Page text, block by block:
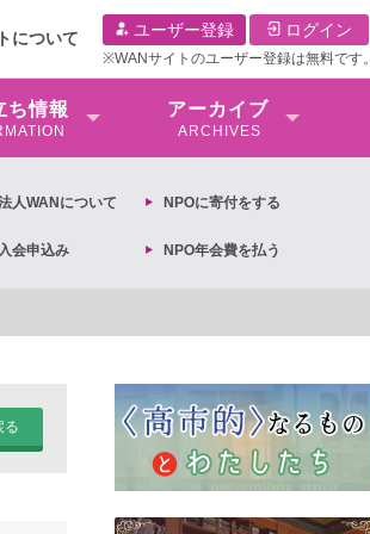
について ユーザー登録 ログイン
※WANサイトのユーザー登録は無料です。
ち情報 アーカイブ
ARCHIVES
⼈WANについて NPOに寄付をする
会申込み NPO年会費を払う
る